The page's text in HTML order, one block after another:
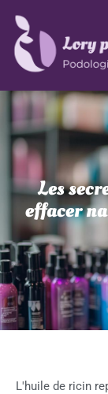
Les
effacer
L'huile de ricin